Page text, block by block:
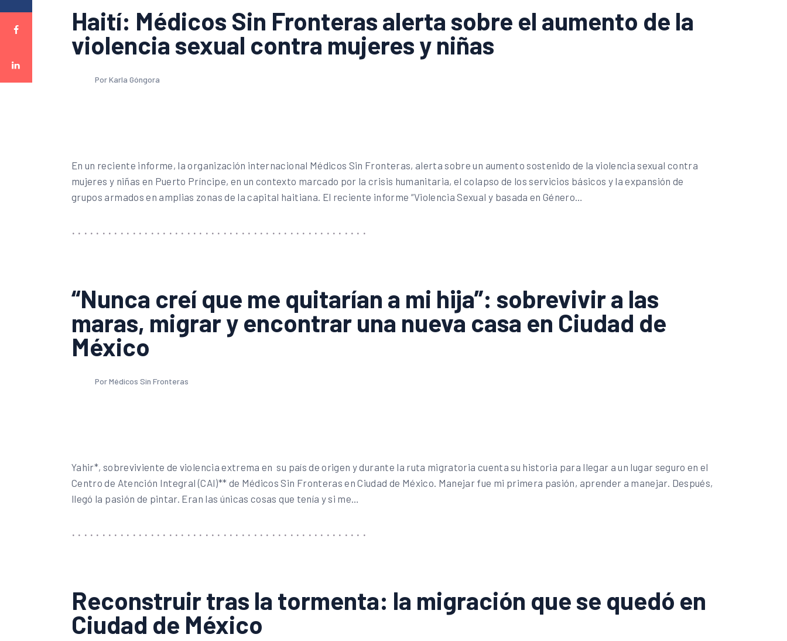
Haití: Médicos Sin Fronteras alerta sobre el aumento de la
violencia sexual contra mujeres y niñas
Por Karla Góngora
En un reciente informe, la organización internacional Médicos Sin Fronteras, alerta sobre un aumento sostenido de la violencia sexual contra
mujeres y niñas en Puerto Príncipe, en un contexto marcado por la crisis humanitaria, el colapso de los servicios básicos y la expansión de
grupos armados en amplias zonas de la capital haitiana. El reciente informe “Violencia Sexual y basada en Género…
“Nunca creí que me quitarían a mi hija”: sobrevivir a las
maras, migrar y encontrar una nueva casa en Ciudad de
México
Por Médicos Sin Fronteras
Yahir*, sobreviviente de violencia extrema en su país de origen y durante la ruta migratoria cuenta su historia para llegar a un lugar seguro en el
Centro de Atención Integral (CAI)** de Médicos Sin Fronteras en Ciudad de México. Manejar fue mi primera pasión, aprender a manejar. Después,
llegó la pasión de pintar. Eran las únicas cosas que tenía y si me…
Reconstruir tras la tormenta: la migración que se quedó en
Ciudad de México